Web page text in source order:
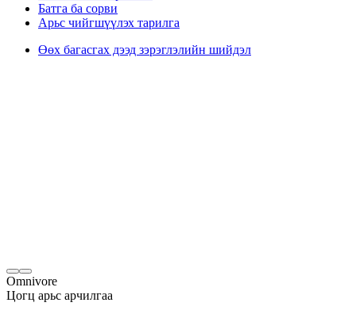
Батга ба сорви
Арьс чийгшүүлэх тарилга
Өөх багасгах дээд зэрэглэлийн шийдэл
Omnivore
Цогц арьс арчилгаа